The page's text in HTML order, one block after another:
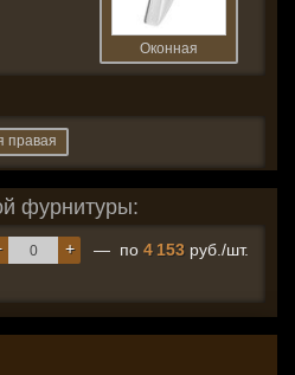
Оконная
правая
фурнитуры:
+ — по 4 153 руб./шт.